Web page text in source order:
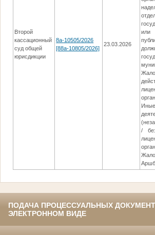
Второй
кассационный
суд общей
юрисдикции
8а-10505/2026
[88а-10805/2026]
23.03.2026
/
ПОДАЧА ПРОЦЕССУАЛЬНЫХ
ЭЛЕКТРОННОМ ВИДЕ